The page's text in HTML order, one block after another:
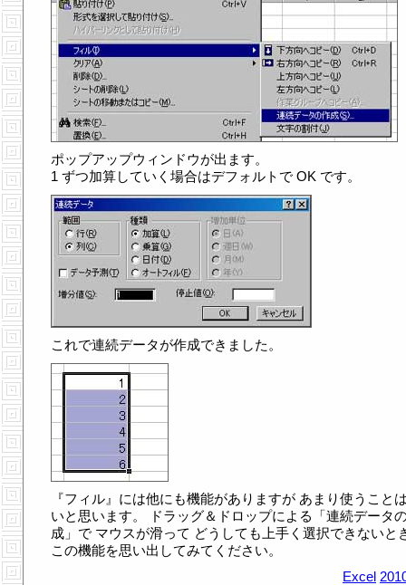
ポップアップウィンドウが出ます。
1 ずつ加算していく場合はデフォルトで OK です。
これで連続データが作成できました。
『フィル』には他にも機能がありますが あまり使うこと
いと思います。 ドラッグ＆ドロップによる「連続データ
成」で マウスが滑って どうしても上手く選択できないと
この機能を思い出してみてください。
Excel